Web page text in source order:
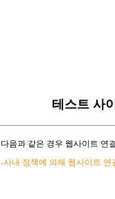
테스트 사
다음과 같은 경우 웹사이트 연
-사내 정책에 의해 웹사이트